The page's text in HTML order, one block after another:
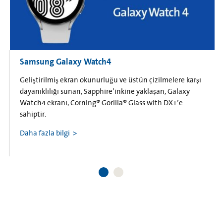
Samsung Galaxy Watch4
Geliştirilmiş ekran okunurluğu ve üstün çizilmelere karşı
dayanıklılığı sunan, Sapphire’inkine yaklaşan, Galaxy
Watch4 ekranı, Corning® Gorilla® Glass with DX+’e
sahiptir.
Daha fazla bilgi